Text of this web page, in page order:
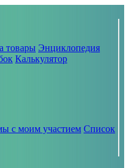
товары Энциклопедия
Калькулятор
с моим участием Список